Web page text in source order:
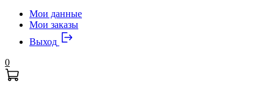
Мои данные
Мои заказы
Выход
0